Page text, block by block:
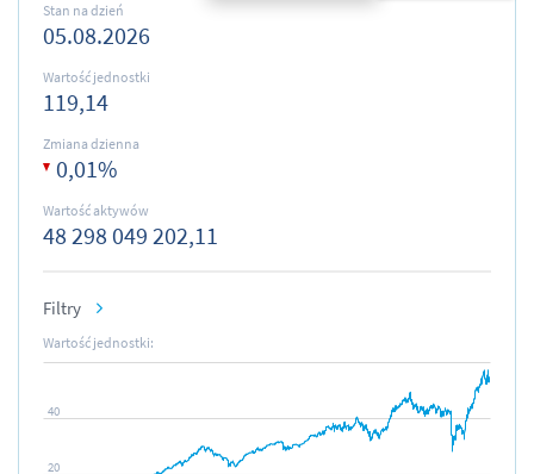
Stan na dzień
05.08.2026
Wartość jednostki
119,14
Zmiana dzienna
0,01%
Wartość aktywów
48 298 049 202,11
Filtry
20
40